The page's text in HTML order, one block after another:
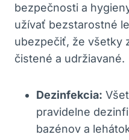
bezpečnosti a
užívať bezstarostné
ubezpečiť, že všetky
čistené a udržiavané.
Dezinfekcia:
pravidelne
bazénov a